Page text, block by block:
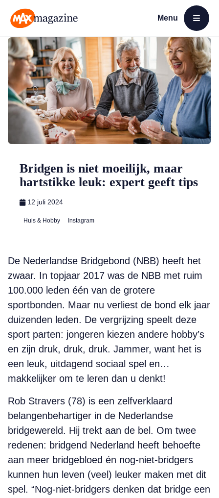
Menu
Open menu
Bridgen is niet moeilijk, maar
hartstikke leuk: expert geeft tips
12 juli 2024
Huis & Hobby Instagram
De Nederlandse Bridgebond (NBB) heeft het
zwaar. In topjaar 2017 was de NBB met ruim
100.000 leden één van de grotere
sportbonden. Maar nu verliest de bond elk jaar
duizenden leden. De vergrijzing speelt deze
sport parten: jongeren kiezen andere hobby’s
en zijn druk, druk, druk. Jammer, want het is
een leuk, uitdagend sociaal spel en…
makkelijker om te leren dan u denkt!
Rob Stravers (78) is een zelfverklaard
belangenbehartiger in de Nederlandse
bridgewereld. Hij trekt aan de bel. Om twee
redenen: bridgend Nederland heeft behoefte
aan meer bridgebloed én nog-niet-bridgers
kunnen hun leven (veel) leuker maken met dit
spel. “Nog-niet-bridgers denken dat bridge een